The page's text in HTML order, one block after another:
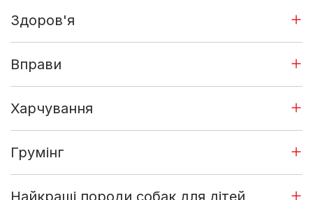
Здоров'я
Вправи
Харчування
Грумінг
Найкращі породи собак для дітей